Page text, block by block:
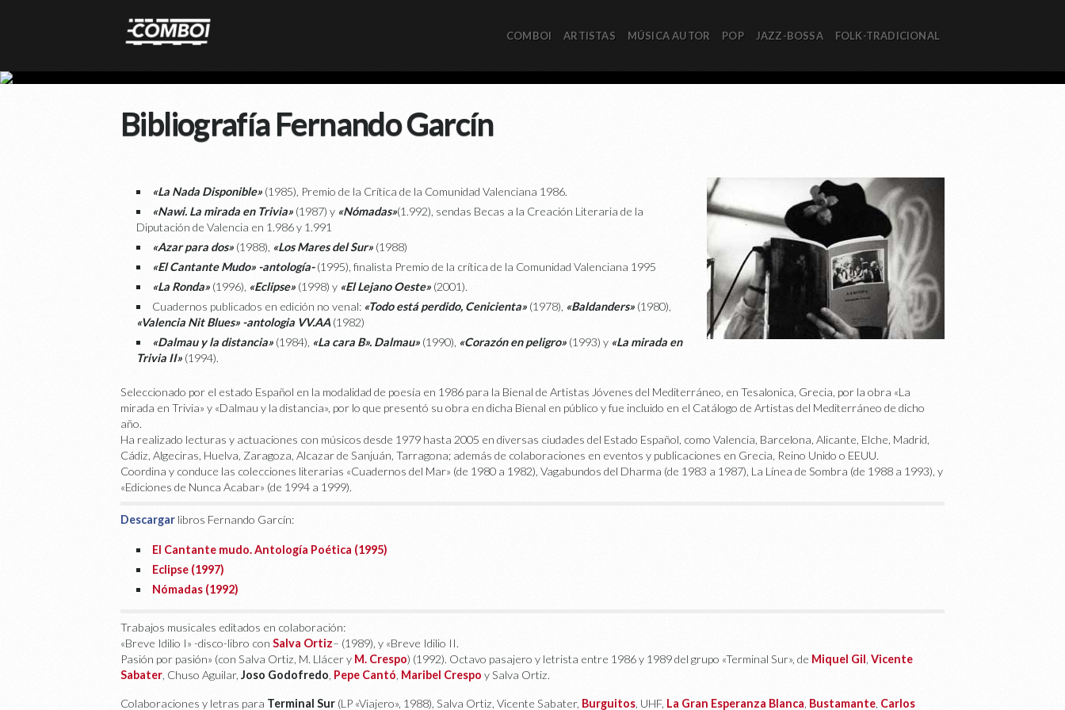
COMBOI ARTISTAS MÚSICA AUTOR POP JAZZ-BOSSA FOLK-TRADICIONAL
Bibliografía Fernando Garcín
«La Nada Disponible» (1985), Premio de la Crítica de la Comunidad Valenciana 1986.
«Nawi. La mirada en Trivia» (1987) y «Nómadas»(1.992), sendas Becas a la Creación Literaria de la
Diputación de Valencia en 1.986 y 1.991
«Azar para dos» (1988), «Los Mares del Sur» (1988)
«El Cantante Mudo» -antología-(1995), finalista Premio de la crítica de la Comunidad Valenciana 1995
«La Ronda» (1996), «Eclipse» (1998) y «El Lejano Oeste» (2001).
Cuadernos publicados en edición no venal: «Todo está perdido, Cenicienta» (1978), «Baldanders» (1980),
«Valencia Nit Blues» -antologia VV.AA (1982)
«Dalmau y la distancia» (1984), «La cara B». Dalmau» (1990), «Corazón en peligro» (1993) y «La mirada en
Trivia II» (1994).
Seleccionado por el estado Español en la modalidad de poesía en 1986 para la Bienal de Artistas Jóvenes del Mediterráneo, en Tesalonica, Grecia, por la obra «La
mirada en Trivia» y «Dalmau y la distancia», por lo que presentó su obra en dicha Bienal en público y fue incluido en el Catálogo de Artistas del Mediterráneo de dicho
año.
Ha realizado lecturas y actuaciones con músicos desde 1979 hasta 2005 en diversas ciudades del Estado Español, como Valencia, Barcelona, Alicante, Elche, Madrid,
Cádiz, Algeciras, Huelva, Zaragoza, Alcazar de Sanjuán, Tarragona; además de colaboraciones en eventos y publicaciones en Grecia, Reino Unido o EEUU.
Coordina y conduce las colecciones literarias «Cuadernos del Mar» (de 1980 a 1982), Vagabundos del Dharma (de 1983 a 1987), La Línea de Sombra (de 1988 a 1993), y
«Ediciones de Nunca Acabar» (de 1994 a 1999).
Descargar libros Fernando Garcín:
El Cantante mudo. Antología Poética (1995)
Eclipse (1997)
Nómadas (1992)
Trabajos musicales editados en colaboración:
«Breve Idilio I» -disco-libro con Salva Ortiz– (1989), y «Breve Idilio II.
Pasión por pasión» (con Salva Ortiz, M. Llácer y M. Crespo) (1992). Octavo pasajero y letrista entre 1986 y 1989 del grupo «Terminal Sur», de Miquel Gil, Vicente
Sabater , Chuso Aguilar, Joso Godofredo Pepe Cantó, Maribel Crespo y Salva Ortiz.
Colaboraciones y letras para Terminal Sur (LP «Viajero», 1988), Salva Ortiz, Vicente Sabater, Burguitos , UHF, La Gran Esperanza Blanca Bustamante Carlos